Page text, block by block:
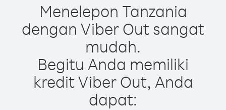
Menelepon Tanzania
dengan Viber Out sangat
mudah.
Begitu Anda memiliki
kredit Viber Out, Anda
dapat: